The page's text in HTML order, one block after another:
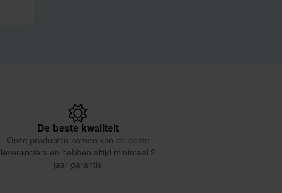
De beste kwaliteit
Onze producten komen van de beste
leveranciers en hebben altijd minimaal 2
jaar garantie